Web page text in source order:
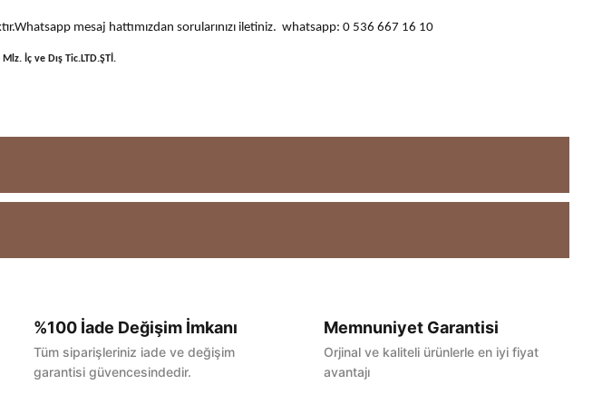
mesaj hattımızdan sorularınızı iletiniz. whatsapp: 0 536 667 16 10
İç ve Dış Tic.LTD.ŞTİ.
siz yapın!
%100 İade Değişim İmkanı
Tüm siparişleriniz iade ve değişim
garantisi güvencesindedir.
Memnuniyet Garantisi
Orjinal ve kaliteli ürünlerle en iyi fiyat
avantajı